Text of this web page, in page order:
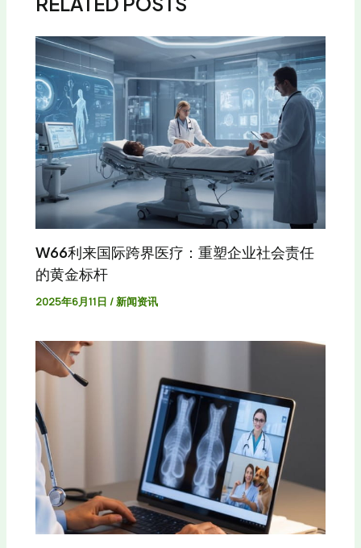
W66利来国际跨界医疗：重塑企业社会责任
的黄金标杆
2025年6月11日/新闻资讯